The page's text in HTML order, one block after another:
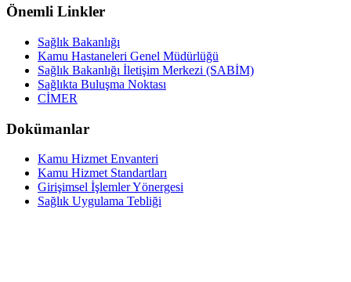
Önemli Linkler
Sağlık Bakanlığı
Kamu Hastaneleri Genel Müdürlüğü
Sağlık Bakanlığı İletişim Merkezi (SABİM)
Sağlıkta Buluşma Noktası
CİMER
Dokümanlar
Kamu Hizmet Envanteri
Kamu Hizmet Standartları
Girişimsel İşlemler Yönergesi
Sağlık Uygulama Tebliği